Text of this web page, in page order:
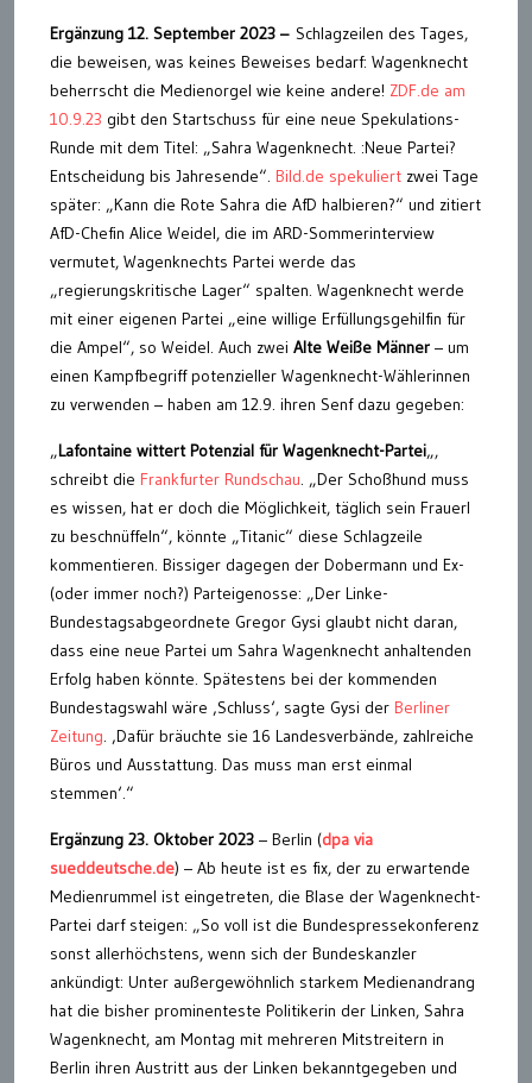
Ergänzung 12. September 2023 – Schlagzeilen des Tages,
die beweisen, was keines Beweises bedarf: Wagenknecht
beherrscht die Medienorgel wie keine andere! ZDF.de am
10.9.23 gibt den Startschuss für eine neue Spekulations-
Runde mit dem Titel: „Sahra Wagenknecht. :Neue Partei?
Entscheidung bis Jahresende“. Bild.de spekuliert zwei Tage
später: „Kann die Rote Sahra die AfD halbieren?“ und zitiert
AfD-Chefin Alice Weidel, die im ARD-Sommerinterview
vermutet, Wagenknechts Partei werde das
„regierungskritische Lager“ spalten. Wagenknecht werde
mit einer eigenen Partei „eine willige Erfüllungsgehilfin für
die Ampel“, so Weidel. Auch zwei Alte Weiße Männer – um
einen Kampfbegriff potenzieller Wagenknecht-Wählerinnen
zu verwenden – haben am 12.9. ihren Senf dazu gegeben:
„Lafontaine wittert Potenzial für Wagenknecht-Partei„,
schreibt die Frankfurter Rundschau. „Der Schoßhund muss
es wissen, hat er doch die Möglichkeit, täglich sein Frauerl
zu beschnüffeln“, könnte „Titanic“ diese Schlagzeile
kommentieren. Bissiger dagegen der Dobermann und Ex-
(oder immer noch?) Parteigenosse: „Der Linke-
Bundestagsabgeordnete Gregor Gysi glaubt nicht daran,
dass eine neue Partei um Sahra Wagenknecht anhaltenden
Erfolg haben könnte. Spätestens bei der kommenden
Bundestagswahl wäre ‚Schluss‘, sagte Gysi der Berliner
Zeitung. ‚Dafür bräuchte sie 16 Landesverbände, zahlreiche
Büros und Ausstattung. Das muss man erst einmal
stemmen‘.“
Ergänzung 23. Oktober 2023 – Berlin (dpa via
sueddeutsche.de) – Ab heute ist es fix, der zu erwartende
Medienrummel ist eingetreten, die Blase der Wagenknecht-
Partei darf steigen: „So voll ist die Bundespressekonferenz
sonst allerhöchstens, wenn sich der Bundeskanzler
ankündigt: Unter außergewöhnlich starkem Medienandrang
hat die bisher prominenteste Politikerin der Linken, Sahra
Wagenknecht, am Montag mit mehreren Mitstreitern in
Berlin ihren Austritt aus der Linken bekanntgegeben und